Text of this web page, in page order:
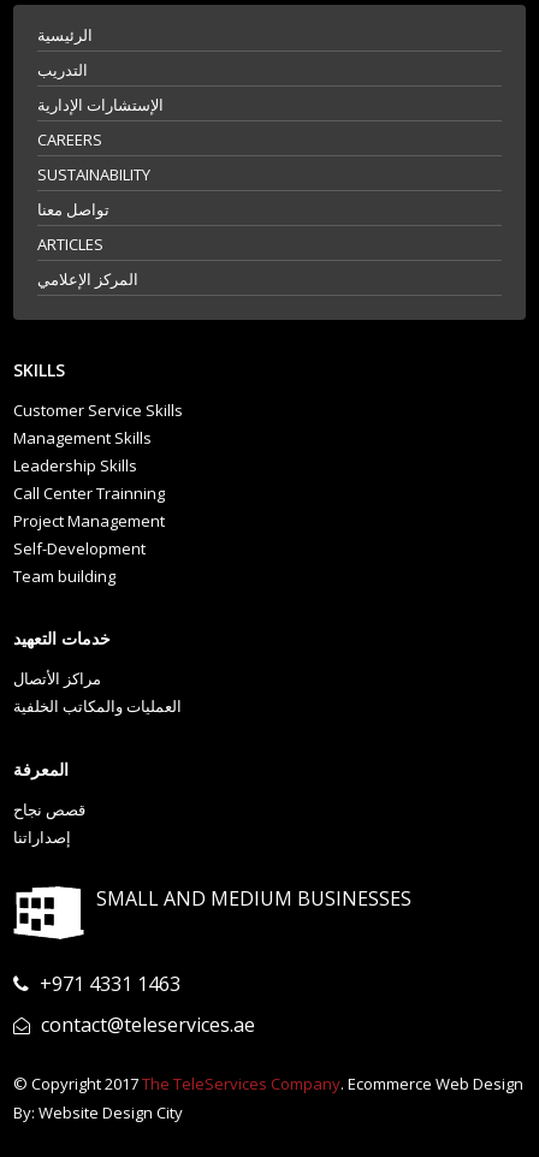
الرئيسية
التدريب
الإستشارات الإدارية
CAREERS
SUSTAINABILITY
تواصل معنا
ARTICLES
المركز الإعلامي
SKILLS
Customer Service Skills
Management Skills
Leadership Skills
Call Center Trainning
Project Management
Self-Development
Team building
خدمات التعهيد
مراكز الأتصال
العمليات والمكاتب الخلفية
المعرفة
قصص نجاح
إصداراتنا
SMALL AND MEDIUM BUSINESSES
+971 4331 1463
contact@teleservices.ae
© Copyright 2017The TeleServices Company. Ecommerce Web Design
By: Website Design City